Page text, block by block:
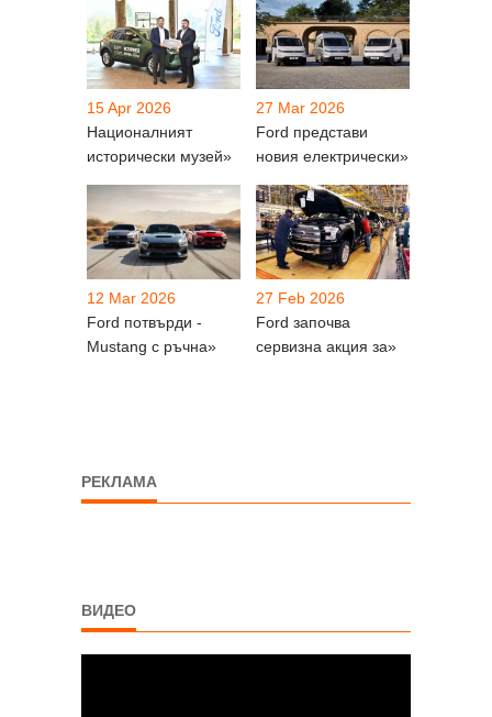
15 Apr 2026
Националният
исторически музей»
27 Mar 2026
Ford представи
новия електрически»
12 Mar 2026
Ford потвърди -
Mustang с ръчна»
27 Feb 2026
Ford започва
сервизна акция за»
РЕКЛАМА
ВИДЕО